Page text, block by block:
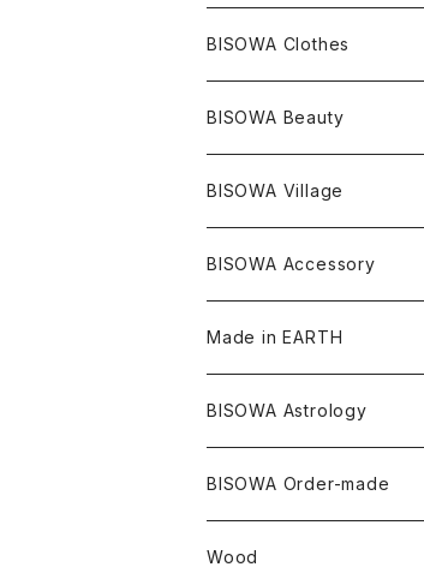
ツインソウル
メタモルフォーゼス
デュモルチェライト
タンザナイト
ブラジル
中国
アメリカ
Others
宇佐美聖子
Others
リング
サンキャッチャー
ヘアアクセサリー
イヤリング
キーホルダー
オーガニックコットン
ヘンプ
オーガニックコットン
T-SHIRT
オーガニックコットン
ヘンプコットン
leggings
ヘンプ
オーガニックコットン
Others
ヘンプ
オーガニックコットン
Underwear
Music
宇佐美聖子
Niceness Music
浄化アイテム
Cosmic Hemp 麻炭
セージ
オラクルカード
キャンドル
HAZE 和蝋燭
縁キャンドル
陶器
大蝶恵美子
Tomoko Uemura Art 麻炭陶器
Cosmic hemp
YUGEN GLASS
others
BISOWA Clothes
麻
絹
Others
オーガニックコットン
バンブー
オーガニックフリース
BISOWA Beauty
ヘンプオイル
BISOWA Village
Bisowa Club Room
BISOWA Accessory
ヘアゴム
宇佐美聖子
Made in EARTH
Misakubo Japan
碧-AOI-の松葉天然酵母パン
Uwajima Japan
BISOWA Astrology
BISOWA Order-made
∞Seiko Usami∞
Wood